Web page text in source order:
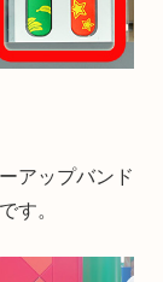
アップバンド
す。